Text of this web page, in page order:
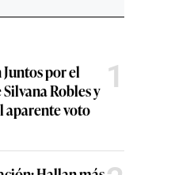
por el
Robles y
aparente voto
1